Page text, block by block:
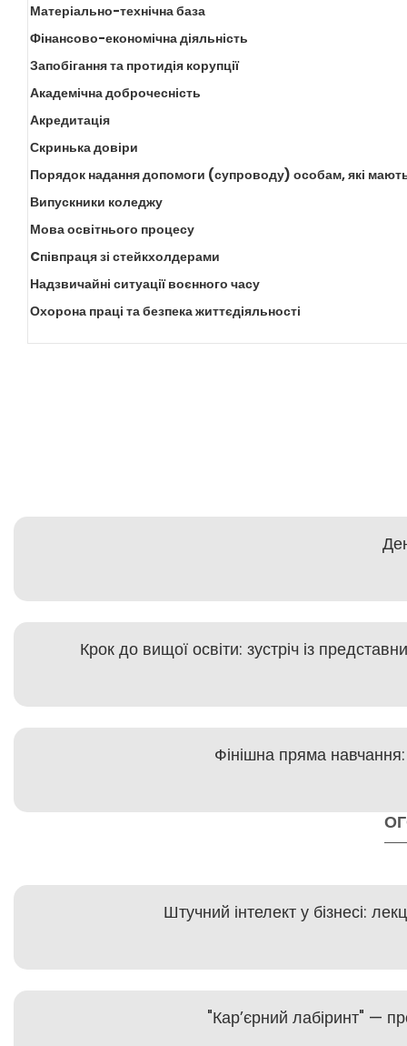
Матеріально-технічна база
Фінансово-економічна діяльність
Запобігання та протидія корупції
Академічна доброчесність
Акредитація
Скринька довіри
Порядок надання допомоги (супроводу) особам, які
Випускники коледжу
Мова освітнього процесу
Cпівпраця зі стейкхолдерами
Надзвичайні ситуації воєнного часу
Охорона праці та безпека життєдіяльності
Крок до вищої освіти: зустріч із
Фінішна пряма навчання:
Штучний інтелект у бізнесі:
"Кар’єрний лабіринт" —